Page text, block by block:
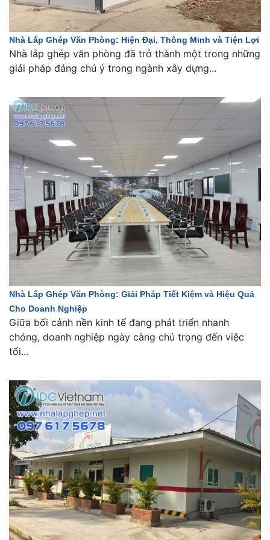
Nhà Lắp Ghép Văn Phòng: Hiện Đại, Thông Minh và Tiện Lợi
Nhà lắp ghép văn phòng đã trở thành một trong những
giải pháp đáng chú ý trong ngành xây dựng...
Nhà Lắp Ghép Văn Phòng: Giải Pháp Tiết Kiệm và Hiệu Quả
Cho Doanh Nghiệp
Giữa bối cảnh nền kinh tế đang phát triển nhanh
chóng, doanh nghiệp ngày càng chú trọng đến việc
tối...